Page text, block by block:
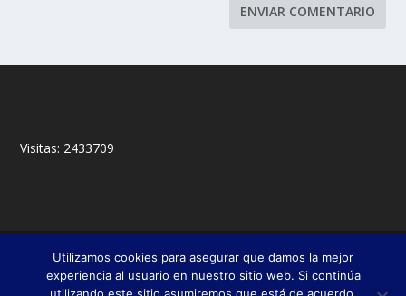
Visitas: 2433709
© 2018,Francisco Javier Fernández Chento & Mitxel
Olabuénaga|Zona privada
Utilizamos cookies para asegurar que damos la mejor
experiencia al usuario en nuestro sitio web. Si continúa